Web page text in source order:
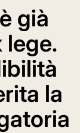
già
lege.
la